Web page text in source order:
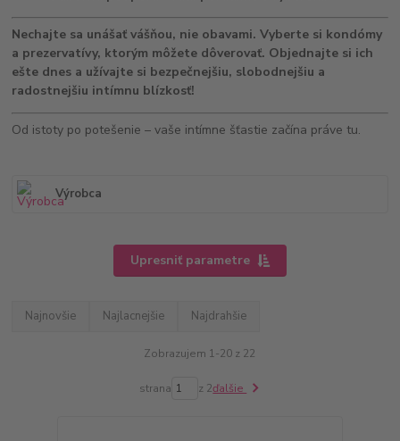
Nechajte sa unášať vášňou, nie obavami. Vyberte si kondómy
a prezervatívy, ktorým môžete dôverovať. Objednajte si ich
ešte dnes a užívajte si bezpečnejšiu, slobodnejšiu a
radostnejšiu intímnu blízkosť!
Od istoty po potešenie – vaše intímne šťastie začína práve tu.
Výrobca
Upresniť parametre
Najnovšie Najlacnejšie Najdrahšie
Zobrazujem 1-20 z 22
strana z 2ďalšie